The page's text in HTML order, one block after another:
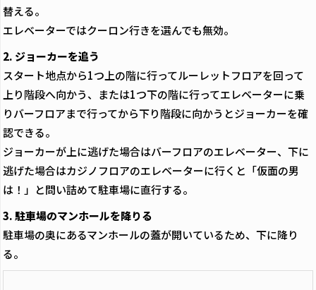
替える。
エレベーターではクーロン行きを選んでも無効。
2. ジョーカーを追う
スタート地点から1つ上の階に行ってルーレットフロアを回って
上り階段へ向かう、または1つ下の階に行ってエレベーターに乗
りバーフロアまで行ってから下り階段に向かうとジョーカーを確
認できる。
ジョーカーが上に逃げた場合はバーフロアのエレベーター、下に
逃げた場合はカジノフロアのエレベーターに行くと「仮面の男
は！」と問い詰めて駐車場に直行する。
3. 駐車場のマンホールを降りる
駐車場の奥にあるマンホールの蓋が開いているため、下に降り
る。